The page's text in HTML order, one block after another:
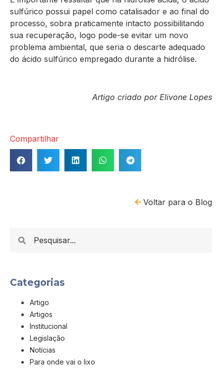
sulfúrico possui papel como catalisador e ao final do
processo, sobra praticamente intacto possibilitando
sua recuperação, logo pode-se evitar um novo
problema ambiental, que seria o descarte adequado
do ácido sulfúrico empregado durante a hidrólise.
Artigo criado por Elivone Lopes
Compartilhar
Voltar para o Blog
Categorias
Artigo
Artigos
Institucional
Legislação
Notícias
Para onde vai o lixo